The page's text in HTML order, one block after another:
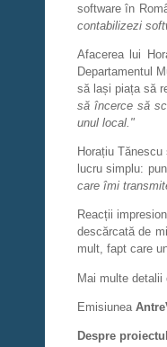
software în
contabilizezi
Afacerea lui
Departamentul
să lași piața să
să încerce să
unul local."
Horațiu
lucru simplu:
care îmi
Reacții
descărcată de
mult, fapt care
Mai multe detalii
Emisiunea
Despre